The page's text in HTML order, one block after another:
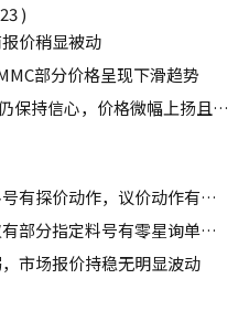
)
价稍显被动
部分价格呈现下滑趋势
【台湾地区】供应端对于Wafer仍保持信心，价格微幅上扬且惜售态度不变
【深圳】买家仅针对部分指定料号有探价动作，议价动作有所减少
【香港】买家问价动作减少，仅有部分指定料号有零星询单动作
市场报价持稳无明显波动